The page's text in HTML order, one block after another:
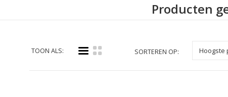
Producten
TOON ALS: i k SORTEREN OP: Hoogste